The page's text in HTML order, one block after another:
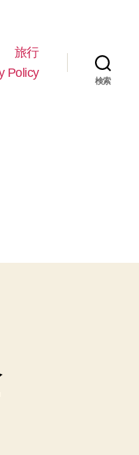
旅行
Policy
検索